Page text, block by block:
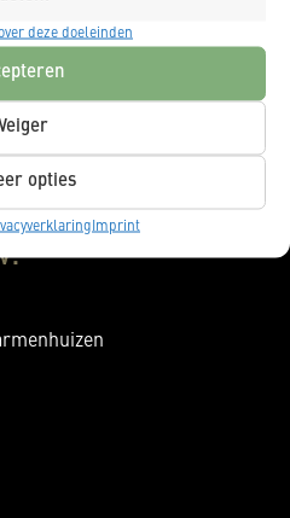
deze doeleinden
opties
Imprint